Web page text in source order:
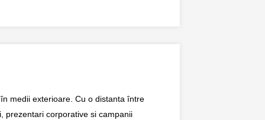
medii exterioare. Cu o distanta între
prezentari corporative si campanii